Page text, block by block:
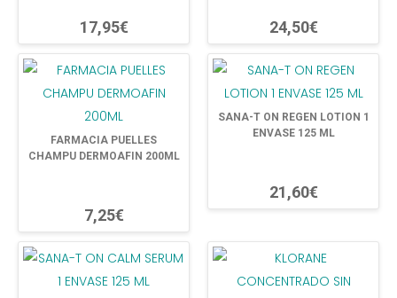
17,95€ 24,50€
FARMACIA PUELLES
CHAMPU DERMOAFIN 200ML
7,25€
SANA-T ON REGEN LOTION 1
ENVASE 125 ML
21,60€